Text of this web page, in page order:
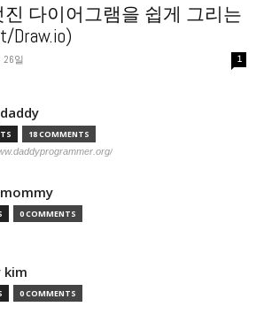
다이어그램을 쉽게 그리는
Draw.io)
26일 1
18 COMMENTS
0 COMMENTS
kim
0 COMMENTS